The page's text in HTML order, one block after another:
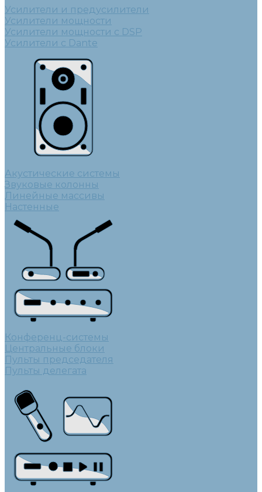
Усилители и предусилители
Усилители мощности
Усилители мощности с DSP
Усилители с Dante
Акустические системы
Звуковые колонны
Линейные массивы
Настенные
Конференц-системы
Центральные блоки
Пульты председателя
Пульты делегата